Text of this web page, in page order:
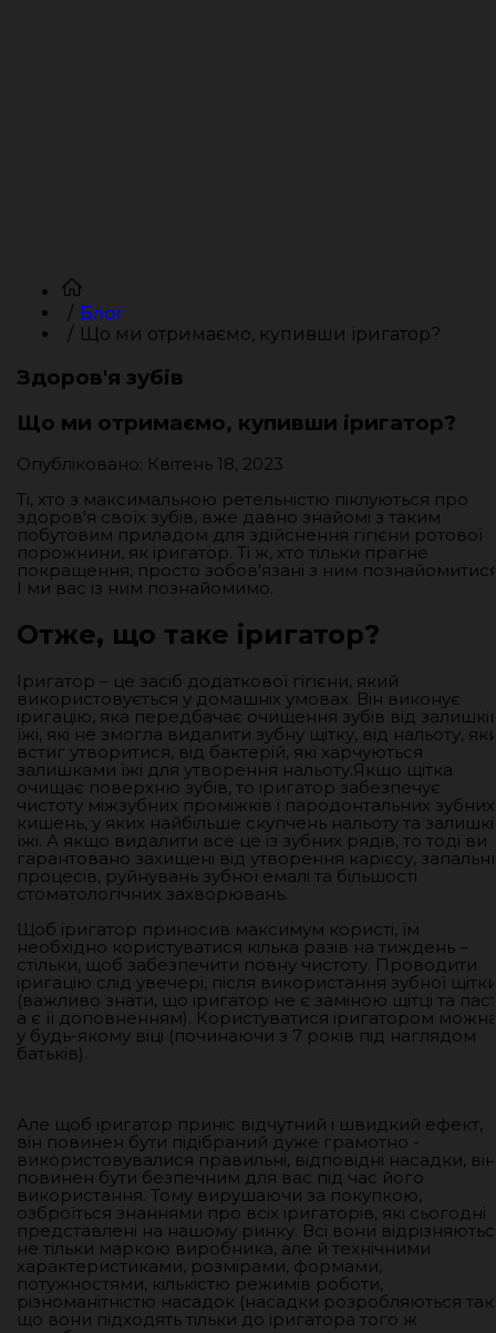
Блог
Що ми отримаємо, купивши іригатор?
Здоров'я зубів
Що ми отримаємо, купивши іригатор?
Опубліковано: Квітень 18, 2023
Ті, хто з максимальною ретельністю піклуються про
здоров'я своїх зубів, вже давно знайомі з таким
побутовим приладом для здійснення гігієни ротової
порожнини, як іригатор. Ті ж, хто тільки прагне
покращення, просто зобов'язані з ним
І ми вас із ним познайомимо.
Отже, що таке іригатор?
Іригатор – це засіб додаткової гігієни, який
використовується у домашніх умовах. Він виконує
іригацію, яка передбачає очищення зубів від
їжі, які не змогла видалити зубну щітку, від нальоту,
встиг утворитися, від бактерій, які харчуються
залишками їжі для утворення нальоту.Якщо щітка
очищає поверхню зубів, то іригатор забезпечує
чистоту міжзубних проміжків і пародонтальних зубних
кишень, у яких найбільше скупчень нальоту та
їжі. А якщо видалити все це із зубних рядів, то тоді ви
гарантовано захищені від утворення карієсу,
процесів, руйнувань зубної емалі та більшості
стоматологічних захворювань.
Щоб іригатор приносив максимум користі, їм
необхідно користуватися кілька разів на тиждень –
стільки, щоб забезпечити повну чистоту. Проводити
іригацію слід увечері, після використання зубної
(важливо знати, що іригатор не є заміною щітці та
а є її доповненням). Користуватися іригатором
у будь-якому віці (починаючи з 7 років під наглядом
батьків).
Але щоб іригатор приніс відчутний і швидкий ефект,
він повинен бути підібраний дуже грамотно -
використовувалися правильні, відповідні насадки, він
повинен бути безпечним для вас під час його
використання. Тому вирушаючи за покупкою,
озброїться знаннями про всіх іригаторів, які сьогодні
представлені на нашому ринку. Всі вони
не тільки маркою виробника, але й технічними
характеристиками, розмірами, формами,
потужностями, кількістю режимів роботи,
різноманітністю насадок (насадки розробляються так,
що вони підходять тільки до іригатора того ж